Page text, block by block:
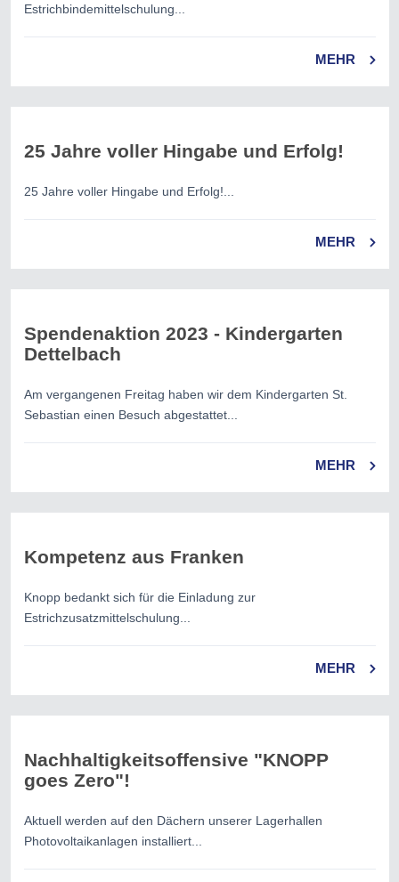
Estrichbindemittelschulung...
MEHR
25 Jahre voller Hingabe und Erfolg!
25 Jahre voller Hingabe und Erfolg!...
MEHR
Spendenaktion 2023 - Kindergarten
Dettelbach
Am vergangenen Freitag haben wir dem Kindergarten St.
Sebastian einen Besuch abgestattet...
MEHR
Kompetenz aus Franken
Knopp bedankt sich für die Einladung zur
Estrichzusatzmittelschulung...
MEHR
Nachhaltigkeitsoffensive "KNOPP
goes Zero"!
Aktuell werden auf den Dächern unserer Lagerhallen
Photovoltaikanlagen installiert...